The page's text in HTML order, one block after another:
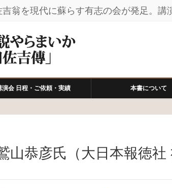
吉翁を現代に蘇らす有志の会が発足。
演会 日程・ご依頼・実績 本書について
山恭彦氏（大日本報徳社